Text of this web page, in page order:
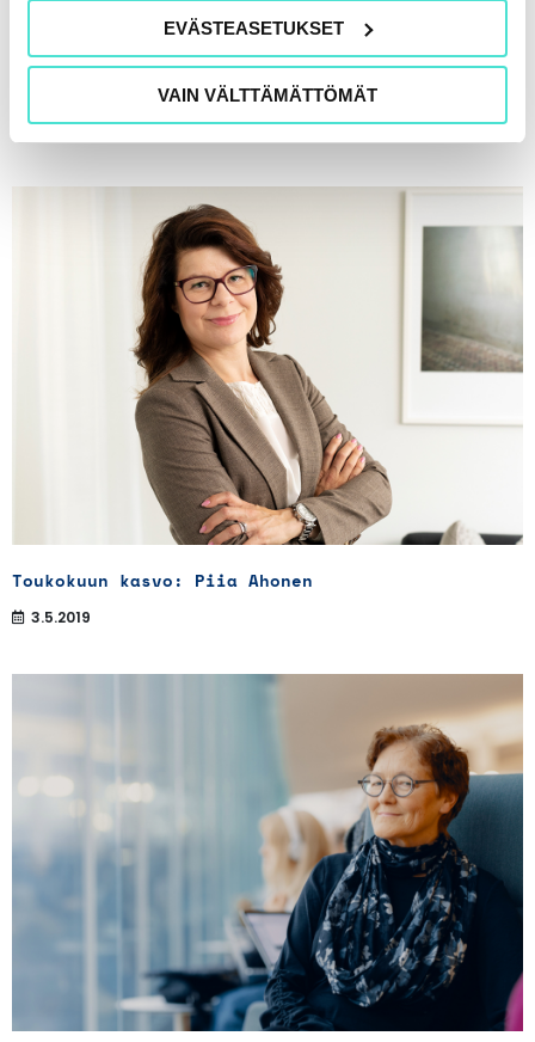
EVÄSTEASETUKSET
VAIN VÄLTTÄMÄTTÖMÄT
Asiakkaidemme vinkit: Näin opit tehokkaasti
videokoulutusten avulla
24.5.2019
Toukokuun kasvo: Piia Ahonen
3.5.2019